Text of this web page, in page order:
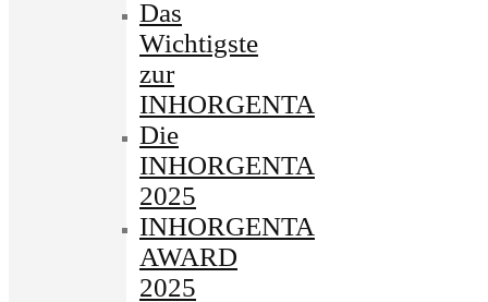
Das
Wichtigste
zur
INHORGENTA
Die
INHORGENTA
2025
INHORGENTA
AWARD
2025